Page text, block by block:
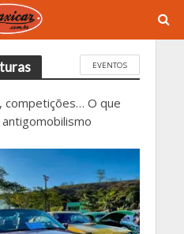
EVENTOS
competições… O que